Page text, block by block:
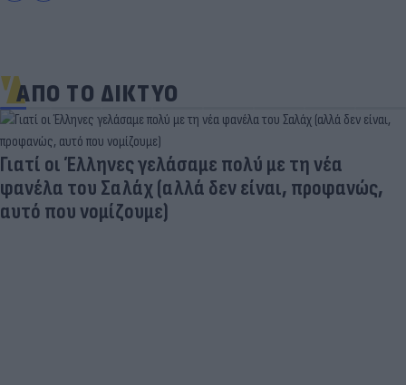
ΑΠΟ ΤΟ ΔΙΚΤΥΟ
Γιατί οι Έλληνες γελάσαμε πολύ με τη νέα
φανέλα του Σαλάχ (αλλά δεν είναι, προφανώς,
αυτό που νομίζουμε)